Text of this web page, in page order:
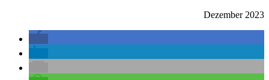
Dezember 2023